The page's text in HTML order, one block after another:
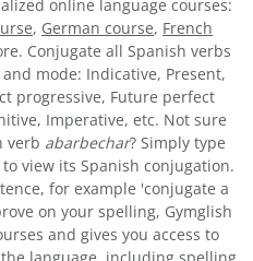
online language courses:
, German course, French
Conjugate all Spanish verbs
mode: Indicative, Present,
progressive, Future perfect
Imperative, etc. Not sure
verb abarbechar? Simply type
view its Spanish conjugation.
for example 'conjugate a
on your spelling, Gymglish
and gives you access to